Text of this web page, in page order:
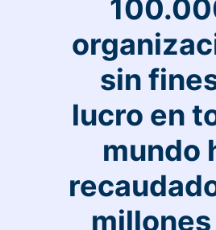
sin
lucro en
mundo